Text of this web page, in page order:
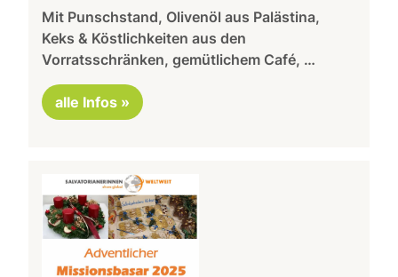
Mit Punschstand, Olivenöl aus Palästina,
Keks & Köstlichkeiten aus den
Vorratsschränken, gemütlichem Café, …
alle Infos »